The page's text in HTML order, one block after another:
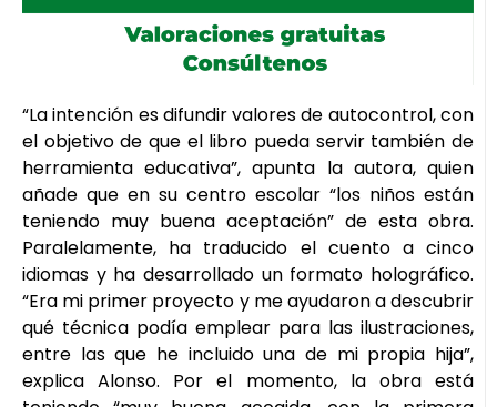
“La intención es difundir valores de autocontrol, con
el objetivo de que el libro pueda servir también de
herramienta educativa”, apunta la autora, quien
añade que en su centro escolar “los niños están
teniendo muy buena aceptación” de esta obra.
Paralelamente, ha traducido el cuento a cinco
idiomas y ha desarrollado un formato holográfico.
“Era mi primer proyecto y me ayudaron a descubrir
qué técnica podía emplear para las ilustraciones,
entre las que he incluido una de mi propia hija”,
explica Alonso. Por el momento, la obra está